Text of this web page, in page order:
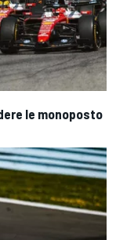
le monoposto